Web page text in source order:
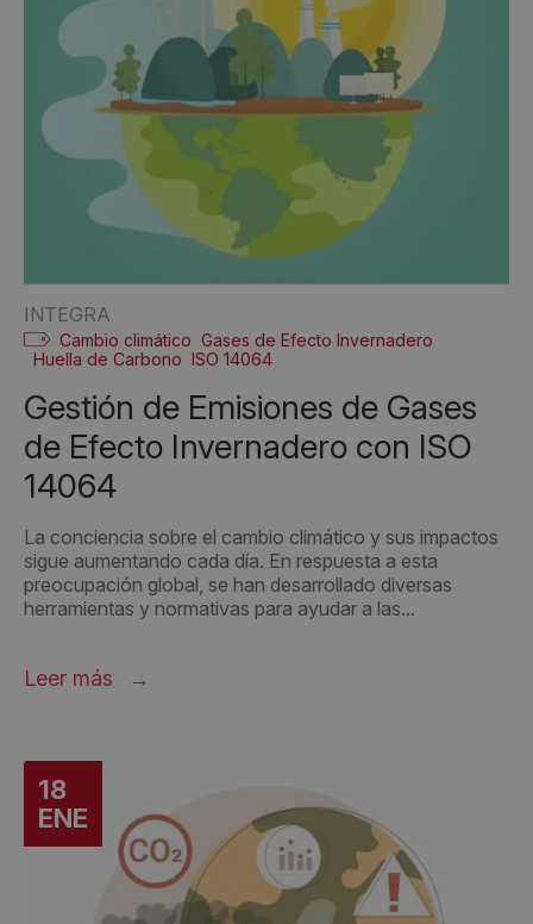
INTEGRA
Cambio climático Gases de Efecto Invernadero
Huella de Carbono ISO 14064
Gestión de Emisiones de Gases
de Efecto Invernadero con ISO
14064
La conciencia sobre el cambio climático y sus impactos
sigue aumentando cada día. En respuesta a esta
preocupación global, se han desarrollado diversas
herramientas y normativas para ayudar a las...
Leer más
18
ENE